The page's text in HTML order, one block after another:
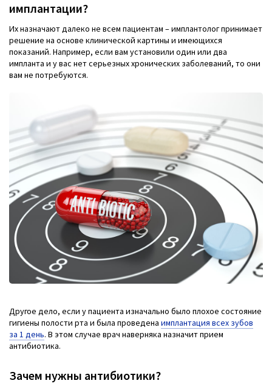
имплантации?
Их назначают далеко не всем пациентам – имплантолог принимает
решение на основе клинической картины и имеющихся
показаний. Например, если вам установили один или два
импланта и у вас нет серьезных хронических заболеваний, то они
вам не потребуются.
Другое дело, если у пациента изначально было плохое состояние
гигиены полости рта и была проведена имплантация всех зубов
за 1 день. В этом случае врач наверняка назначит прием
антибиотика.
Зачем нужны антибиотики?